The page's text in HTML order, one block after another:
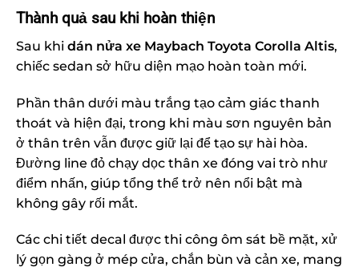
Thành quả sau khi hoàn thiện
Sau khi dán nửa xe Maybach Toyota Corolla Altis,
chiếc sedan sở hữu diện mạo hoàn toàn mới.
Phần thân dưới màu trắng tạo cảm giác thanh
thoát và hiện đại, trong khi màu sơn nguyên bản
ở thân trên vẫn được giữ lại để tạo sự hài hòa.
Đường line đỏ chạy dọc thân xe đóng vai trò như
điểm nhấn, giúp tổng thể trở nên nổi bật mà
không gây rối mắt.
Các chi tiết decal được thi công ôm sát bề mặt, xử
lý gọn gàng ở mép cửa, chắn bùn và cản xe, mang